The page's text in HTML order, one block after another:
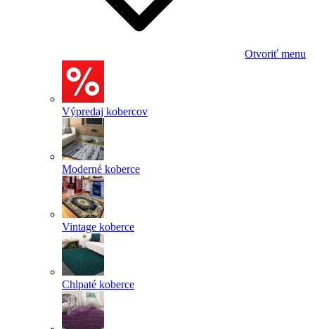
Otvoriť menu
Výpredaj kobercov
Moderné koberce
Vintage koberce
Chlpaté koberce